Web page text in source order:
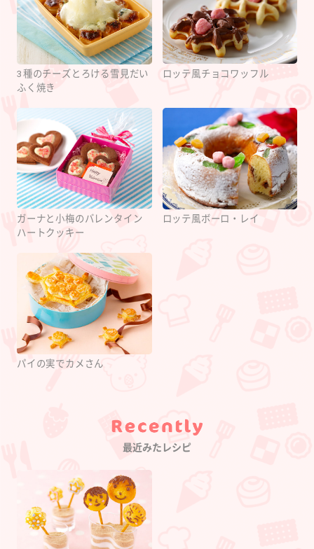
3種のチーズとろける雪見だい
ふく焼き
ロッテ風チョコワッフル
ガーナと小梅のバレンタイン
ハートクッキー
ロッテ風ボーロ・レイ
パイの実でカメさん
Category
最近みたレシピ